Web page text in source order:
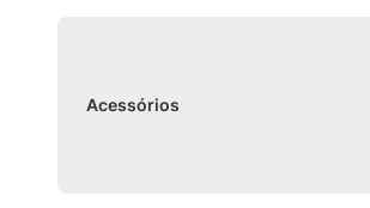
Acessórios